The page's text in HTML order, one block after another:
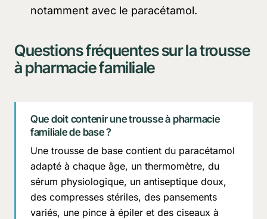
notamment avec le paracétamol.
Questions fréquentes sur la trousse
à pharmacie familiale
Que doit contenir une trousse à pharmacie
familiale de base ?
Une trousse de base contient du paracétamol
adapté à chaque âge, un thermomètre, du
sérum physiologique, un antiseptique doux,
des compresses stériles, des pansements
variés, une pince à épiler et des ciseaux à